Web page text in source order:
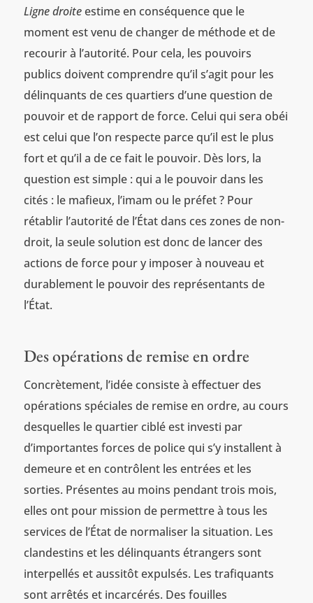
Ligne droiteestime en conséquence que le
moment est venu de changer de méthode et de
recourir à l’autorité. Pour cela, les pouvoirs
publics doivent comprendre qu’il s’agit pour les
délinquants de ces quartiers d’une question de
pouvoir et de rapport de force. Celui qui sera obéi
est celui que l’on respecte parce qu’il est le plus
fort et qu’il a de ce fait le pouvoir. Dès lors, la
question est simple : qui a le pouvoir dans les
cités : le mafieux, l’imam ou le préfet ? Pour
rétablir l’autorité de l’État dans ces zones de non-
droit, la seule solution est donc de lancer des
actions de force pour y imposer à nouveau et
durablement le pouvoir des représentants de
l’État.
Des opérations de remise en ordre
Concrètement, l’idée consiste à effectuer des
opérations spéciales de remise en ordre, au cours
desquelles le quartier ciblé est investi par
d’importantes forces de police qui s’y installent à
demeure et en contrôlent les entrées et les
sorties. Présentes au moins pendant trois mois,
elles ont pour mission de permettre à tous les
services de l’État de normaliser la situation. Les
clandestins et les délinquants étrangers sont
interpellés et aussitôt expulsés. Les trafiquants
sont arrêtés et incarcérés. Des fouilles